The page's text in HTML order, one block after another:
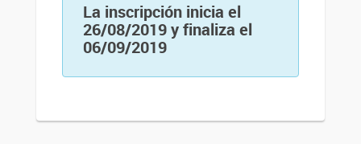
La inscripción inicia el
26/08/2019 y finaliza el
06/09/2019